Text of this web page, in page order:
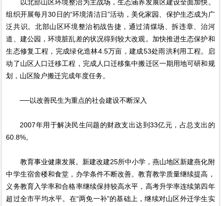
以北部山区环境整治为主战场，生态涵养发展区建设全面加快。
组织开展每月30日的“环境清洁日”活动，美化家园、保护生态成为广
泛共识。北部山区环境整治初战告捷，通过清煤场、拆违章、治河
道、建公园，环境脏乱差的状况得到较大改观。加快推进生态保护和
生态修复工程，完成绿化造林4.5万亩，建成53处雨洪利用工程。启
动了山区人口迁移工程，完成人口迁移集中搬迁区一期用地可研和规
划，山区险户搬迁完成年度任务。
──以改善民生为重点的社会建设不断深入
2007年用于解决民生问题的财政支出达到33亿元，占总支出的
60.8%。
教育事业健康发展。新建改建25所中小学，燕山地区新建燕化附
中学生宿舍楼和食堂，办学条件不断改善。教育教学质量继续提高，
义务教育入学率和合格率继续保持较高水平，高考升学率连续第四年
超过全市平均水平。在“两免一补”的基础上，继续对山区外迁学生实